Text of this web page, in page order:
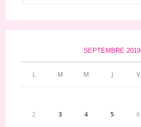
SEPTEMBRE 2019
L M M J V
2 3 4 5 6